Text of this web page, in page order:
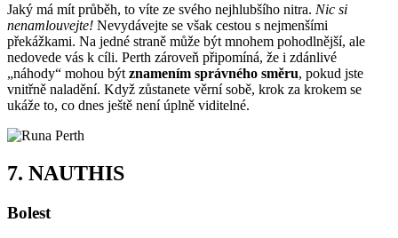
Jaký má mít průběh, to víte ze svého nejhlubšího nitra. Nic si
nenamlouvejte! Nevydávejte se však cestou s nejmenšími
překážkami. Na jedné straně může být mnohem pohodlnější, ale
nedovede vás k cíli. Perth zároveň připomíná, že i zdánlivé
„náhody“ mohou být znamením správného směru, pokud jste
vnitřně naladění. Když zůstanete věrní sobě, krok za krokem se
ukáže to, co dnes ještě není úplně viditelné.
7. NAUTHIS
Bolest